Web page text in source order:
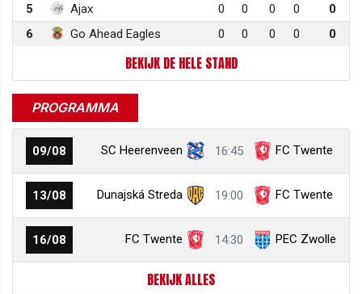
5
Ajax 0 0 0 0
0
6
Go Ahead Eagles 0 0 0 0 0
BEKIJK DE HELE STAND
PROGRAMMA
09/08 SC Heerenveen 16:45 FC Twente
13/08 Dunajská Streda 19:00 FC Twente
16/08 FC Twente 14:30 PEC Zwolle
BEKIJK ALLES